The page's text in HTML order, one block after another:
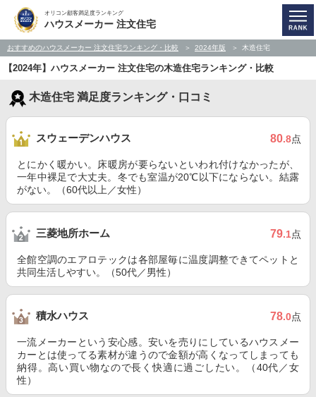
オリコン顧客満足度ランキング
ハウスメーカー 注文住宅
おすすめのハウスメーカー 注文住宅ランキング・比較 2024年版 木造住宅
【2024年】ハウスメーカー 注文住宅の木造住宅ランキング・比較
木造住宅 満足度ランキング・口コミ
スウェーデンハウス 80.8点
とにかく暖かい。床暖房が要らないといわれ付けなかったが、
一年中裸足で大丈夫。冬でも室温が20℃以下にならない。結露
がない。（60代以上／女性）
三菱地所ホーム 79.1点
全館空調のエアロテックは各部屋毎に温度調整できてペットと
共同生活しやすい。（50代／男性）
積水ハウス 78.0点
一流メーカーという安心感。安いを売りにしているハウスメー
カーとは使ってる素材が違うので金額が高くなってしまっても
納得。高い買い物なので長く快適に過ごしたい。（40代／女
性）